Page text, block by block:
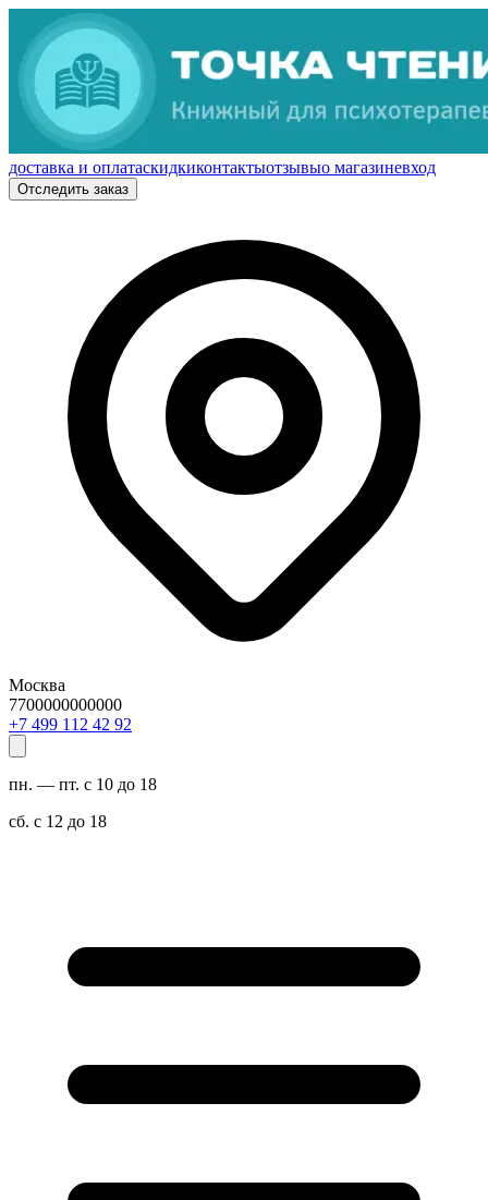
доставка и оплатаскидкиконтактыотзывыо магазиневход
Отследить заказ
Москва
7700000000000
29 24 211 994 7+
пн. — пт. с 10 до 18
сб. с 12 до 18